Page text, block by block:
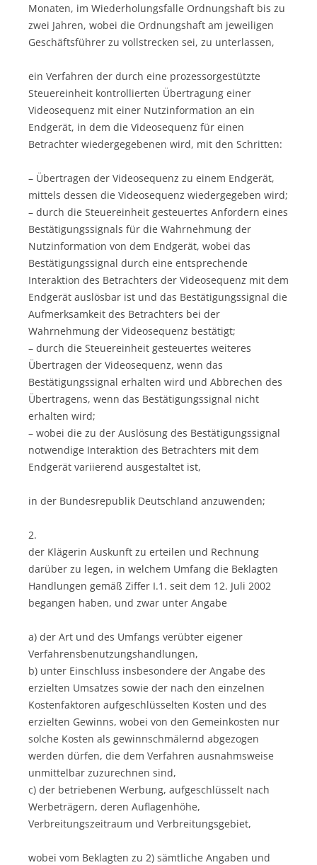
Monaten, im Wiederholungsfalle Ordnungshaft bis zu
zwei Jahren, wobei die Ordnungshaft am jeweiligen
Geschäftsführer zu vollstrecken sei, zu unterlassen,
ein Verfahren der durch eine prozessorgestützte
Steuereinheit kontrollierten Übertragung einer
Videosequenz mit einer Nutzinformation an ein
Endgerät, in dem die Videosequenz für einen
Betrachter wiedergegebenen wird, mit den Schritten:
– Übertragen der Videosequenz zu einem Endgerät,
mittels dessen die Videosequenz wiedergegeben wird;
– durch die Steuereinheit gesteuertes Anfordern eines
Bestätigungssignals für die Wahrnehmung der
Nutzinformation von dem Endgerät, wobei das
Bestätigungssignal durch eine entsprechende
Interaktion des Betrachters der Videosequenz mit dem
Endgerät auslösbar ist und das Bestätigungssignal die
Aufmerksamkeit des Betrachters bei der
Wahrnehmung der Videosequenz bestätigt;
– durch die Steuereinheit gesteuertes weiteres
Übertragen der Videosequenz, wenn das
Bestätigungssignal erhalten wird und Abbrechen des
Übertragens, wenn das Bestätigungssignal nicht
erhalten wird;
– wobei die zu der Auslösung des Bestätigungssignal
notwendige Interaktion des Betrachters mit dem
Endgerät variierend ausgestaltet ist,
in der Bundesrepublik Deutschland anzuwenden;
2.
der Klägerin Auskunft zu erteilen und Rechnung
darüber zu legen, in welchem Umfang die Beklagten
Handlungen gemäß Ziffer I.1. seit dem 12. Juli 2002
begangen haben, und zwar unter Angabe
a) der Art und des Umfangs verübter eigener
Verfahrensbenutzungshandlungen,
b) unter Einschluss insbesondere der Angabe des
erzielten Umsatzes sowie der nach den einzelnen
Kostenfaktoren aufgeschlüsselten Kosten und des
erzielten Gewinns, wobei von den Gemeinkosten nur
solche Kosten als gewinnschmälernd abgezogen
werden dürfen, die dem Verfahren ausnahmsweise
unmittelbar zuzurechnen sind,
c) der betriebenen Werbung, aufgeschlüsselt nach
Werbeträgern, deren Auflagenhöhe,
Verbreitungszeitraum und Verbreitungsgebiet,
wobei vom Beklagten zu 2) sämtliche Angaben und